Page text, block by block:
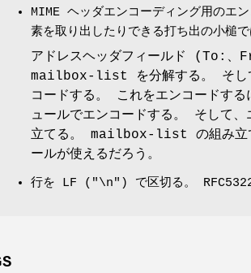
MIME ヘッダエンコーディング用のエ
素を取り出したりできる打ち出の小槌で
アドレスヘッダフィールド (To:、
mailbox-list を分解する。 そして
コードする。 これをエンコードす
ュールでエンコードする。 そし
立てる。 mailbox-list の組み立
ールが使えるだろう。
行を LF ( "\n" ) で区切る。